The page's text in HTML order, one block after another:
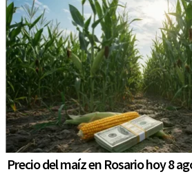
Precio del maíz en Rosario hoy 8